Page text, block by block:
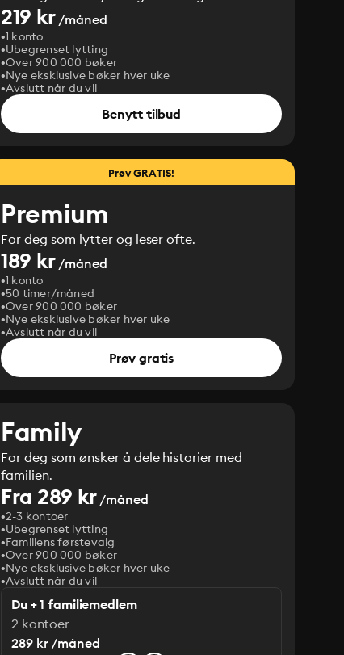
219 kr/måned
1 konto
Ubegrenset lytting
Over 900 000 bøker
Nye eksklusive bøker hver uke
Avslutt når du vil
Benytt tilbud
Prøv GRATIS!
Premium
For deg som lytter og leser ofte.
189 kr/måned
1 konto
50 timer/måned
Over 900 000 bøker
Nye eksklusive bøker hver uke
Avslutt når du vil
Prøv gratis
Family
For deg som ønsker å dele historier med
familien.
Fra 289 kr/måned
2-3 kontoer
Ubegrenset lytting
Familiens førstevalg
Over 900 000 bøker
Nye eksklusive bøker hver uke
Avslutt når du vil
Du + 1 familiemedlem
2 kontoer
289 kr /måned